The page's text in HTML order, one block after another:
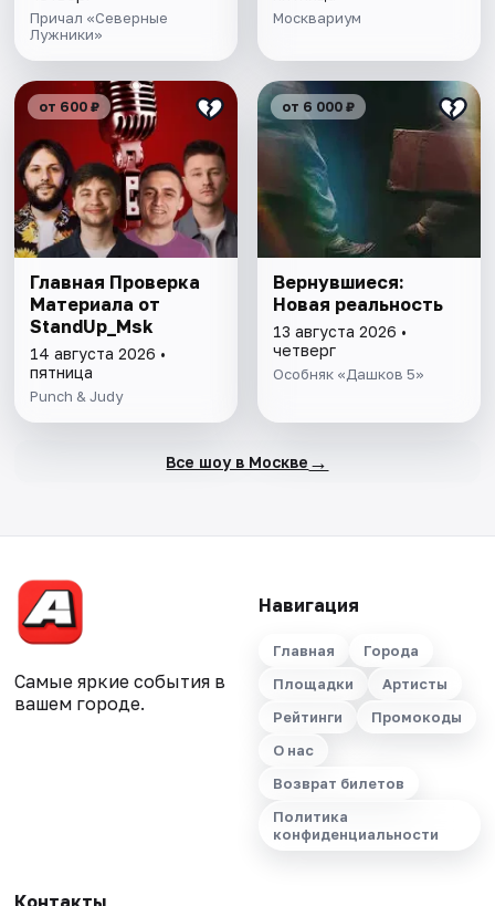
Причал «Северные
Лужники»
Москвариум
от 600 ₽
Главная Проверка
Материала от
StandUp_Msk
14 августа 2026 •
пятница
Punch & Judy
от 6 000 ₽
Вернувшиеся:
Новая реальность
13 августа 2026 •
четверг
Особняк «Дашков 5»
Все шоу в Москве →
Самые яркие события в
вашем городе.
Навигация
Главная
Города
Площадки
Артисты
Рейтинги
Промокоды
О нас
Возврат билетов
Политика
конфиденциальности